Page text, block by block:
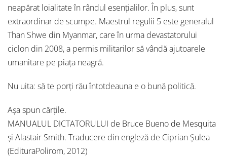
neapărat loialitate în rândul esențialilor. În plus, sunt
extraordinar de scumpe. Maestrul regulii 5 este generalul
Than Shwe din Myanmar, care în urma devastatorului
ciclon din 2008, a permis militarilor să vândă ajutoarele
umanitare pe piața neagră.
Nu uita: să te porți rău întotdeauna e o bună politică.
Așa spun cărțile.
MANUALUL DICTATORULUI de Bruce Bueno de Mesquita
și Alastair Smith. Traducere din engleză de Ciprian Șulea
(EdituraPolirom, 2012)